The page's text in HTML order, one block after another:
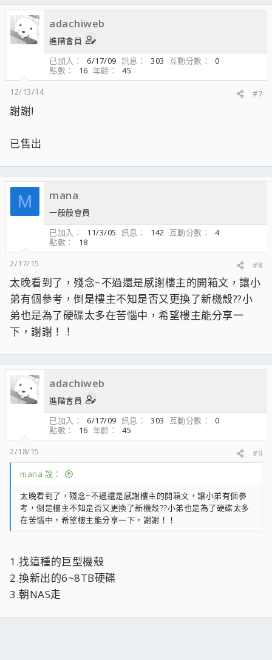
adachiweb
進階會員
已加入
6/17/09 訊息 303 互動分數
0
點數
16 年齡
45
12/13/14
#7
謝謝!
已售出
M mana
一般般會員
已加入
11/3/05 訊息 142 互動分數
4
點數
18
2/17/15
#8
太晚看到了，殘念~不過還是感謝樓主的開箱文，讓小
弟有個參考，倒是樓主不知是否又更換了新機殼??小
弟也是為了硬碟太多在苦惱中，希望樓主能分享一
下，謝謝！！
adachiweb
進階會員
已加入
6/17/09 訊息 303 互動分數
0
點數
16 年齡
45
2/18/15
#9
mana 說：
太晚看到了，殘念~不過還是感謝樓主的開箱文，讓小弟有個參
考，倒是樓主不知是否又更換了新機殼??小弟也是為了硬碟太多
在苦惱中，希望樓主能分享一下，謝謝！！
1.找這種的巨型機殼
2.換新出的6~8TB硬碟
3.朝NAS走